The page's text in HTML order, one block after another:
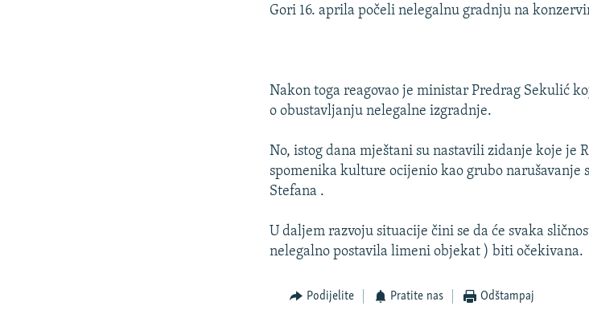
Gori 16. aprila počeli nelegalnu gradnju na
Nakon toga reagovao je ministar Predrag Sekulić
o obustavljanju nelegalne izgradnje.
No, istog dana mještani su nastavili zidanje koje je
spomenika kulture ocijenio kao grubo narušavanje
Stefana .
U daljem razvoju situacije čini se da će svaka
nelegalno postavila limeni objekat ) biti očekivana.
Podijelite Pratite nas Odštampaj